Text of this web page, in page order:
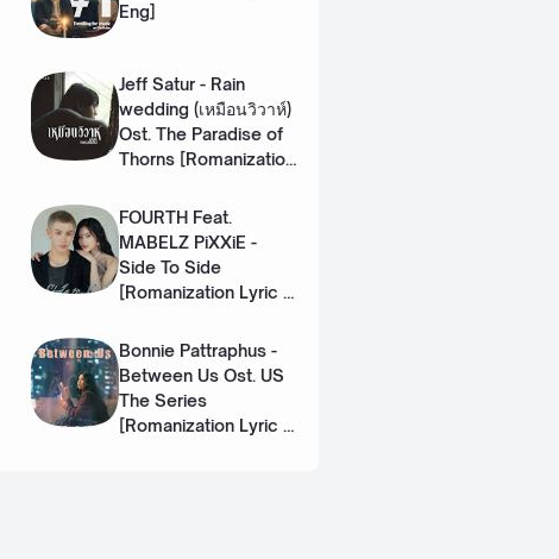
Eng]
Jeff Satur - Rain
wedding (เหมือนวิวาห์)
Ost. The Paradise of
Thorns [Romanization
FOURTH Feat.
MABELZ PiXXiE -
Side To Side
[Romanization Lyric +
Bonnie Pattraphus -
Between Us Ost. US
The Series
[Romanization Lyric +